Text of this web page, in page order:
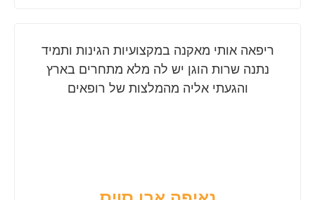
ריפאה אותי מאקנה במקצועיות הגינות ותמיד
נתנה שרות הוגן יש לה מלא מתחרים בארץ
והגעתי אליה מהמלצות של רופאים